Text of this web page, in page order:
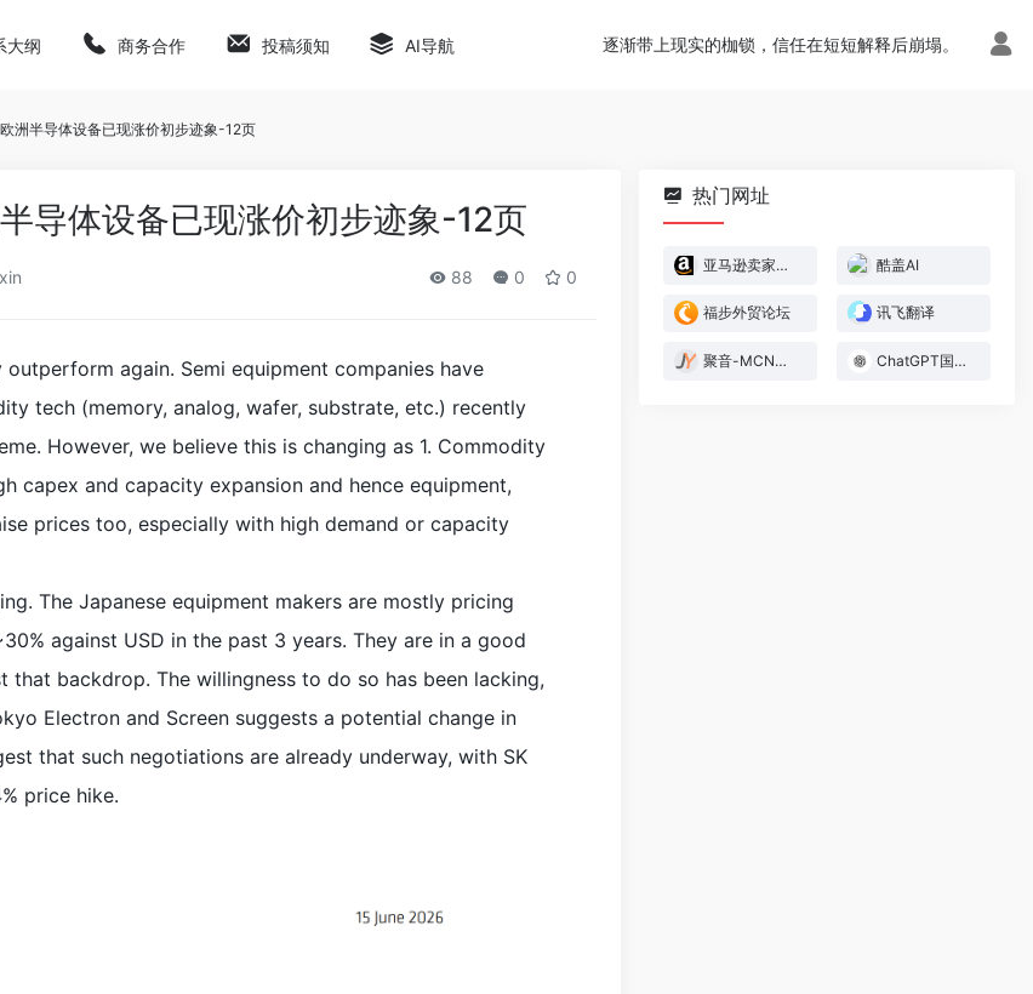
大纲 商务合作 投稿须知 AI导航 逐渐带上现实的枷锁，信任在短短解释后崩塌。
洲半导体设备已现涨价初步迹象-12页
导体设备已现涨价初步迹象-12页
88 0 0
again. Semi equipment companies have
tech (memory, analog, wafer, substrate, etc.) recently
However, we believe this is changing as 1. Commodity
capex and capacity expansion and hence equipment,
prices too, especially with high demand or capacity
The Japanese equipment makers are mostly pricing
against USD in the past 3 years. They are in a good
that backdrop. The willingness to do so has been lacking,
Electron and Screen suggests a potential change in
that such negotiations are already underway, with SK
price hike.
热门网址
亚马逊卖家官方论坛 酷盖AI
福步外贸论坛 讯飞翻译
聚音-MCN管理系统 ChatGPT国内版